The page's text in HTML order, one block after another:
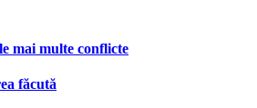
mai multe conflicte
făcută